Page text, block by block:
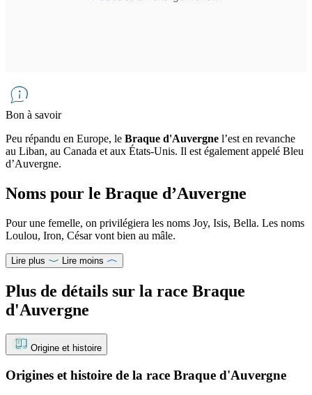
Bon à savoir
Peu répandu en Europe, le Braque d'Auvergne l’est en revanche
au Liban, au Canada et aux États-Unis. Il est également appelé Bleu
d’Auvergne.
Noms pour le Braque d’Auvergne
Pour une femelle, on privilégiera les noms Joy, Isis, Bella. Les noms
Loulou, Iron, César vont bien au mâle.
Lire plus Lire moins
Plus de détails sur la race Braque
d'Auvergne
Origine et histoire
Origines et histoire de la race Braque d'Auvergne